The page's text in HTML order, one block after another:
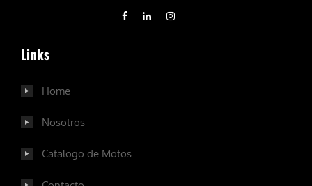
Links
Home
Nosotros
Catalogo de Motos